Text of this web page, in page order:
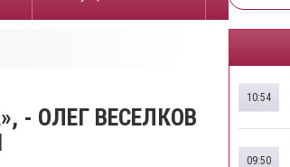
- ОЛЕГ ВЕСЕЛКОВ
10:54
09:50